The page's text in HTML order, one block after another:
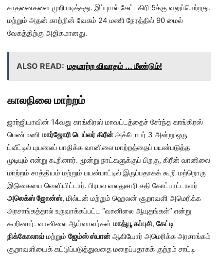
சாதனைகளை முறியடித்தது. இப்புயல் கேட்டகிரி 5க்கு வலுப்பெற்றது.
மற்றும் அதன் காற்றின் வேகம் 24 மணி நேரத்தில் 90 மைல்
வேகத்திற்கு அதிகமானது.
ALSO READ: மதமாற்ற விவாதம் ... மீண்டும்!
காலநிலைமாற்றம்
ஜார்ஜியாவின் 14வது காங்கிரஸ் மாவட்டத்தைச் சேர்ந்த காங்கிரஸ்
பெண்மணி மார்ஜோரி டெய்லர் கிரீன் அக்டோபர் 3 அன்று ஒரு
ட்வீட்டில் புயலைப் பாதிக்க வானிலை மாற்றத்தைப் பயன்படுத்த
முடியும் என்று கூறினார். மூன்று நாட்களுக்குப் பிறகு, கிரீன் வானிலை
மாற்றம் சாத்தியம் மற்றும் பயன்பாட்டில் இருப்பதாகக் கூறி மற்றொரு
இடுகையை வெளியிட்டார். பிரபல வலதுசாரி சதி கோட்பாட்டாளர்
அலெக்ஸ் ஜோன்ஸ், மில்டன் மற்றும் ஹெலன் சூறாவளி அமெரிக்க
அரசாங்கத்தால் உருவாக்கப்பட்ட “வானிலை ஆயுதங்கள்” என்று
கூறினார். வானிலை ஆய்வாளர்கள் மாத்யூ கப்புசி, கேட்டி
நிக்கோலாவ் மற்றும் ஜேம்ஸ் ஸ்பான் ஆகியோர் அமெரிக்க அரசாங்கம்
சூறாவளியைக் கட்டுப்படுத்துவதை மறைப்பதாகக் குற்றம் சாட்டி